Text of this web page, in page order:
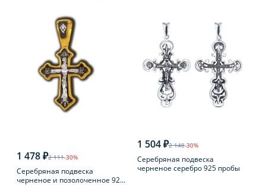
1 478 ₽2 111-30%
Серебряная подвеска
черненое и позолоченное 925
1 504 ₽2 148-30%
Серебряная подвеска
черненое серебро 925 пробы